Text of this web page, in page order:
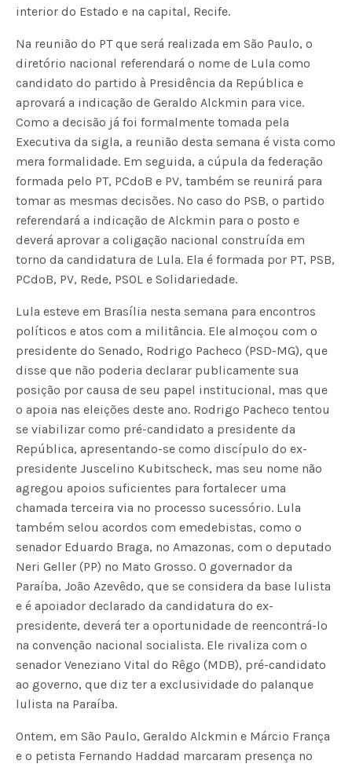
interior do Estado e na capital, Recife.
Na reunião do PT que será realizada em São Paulo, o
diretório nacional referendará o nome de Lula como
candidato do partido à Presidência da República e
aprovará a indicação de Geraldo Alckmin para vice.
Como a decisão já foi formalmente tomada pela
Executiva da sigla, a reunião desta semana é vista como
mera formalidade. Em seguida, a cúpula da federação
formada pelo PT, PCdoB e PV, também se reunirá para
tomar as mesmas decisões. No caso do PSB, o partido
referendará a indicação de Alckmin para o posto e
deverá aprovar a coligação nacional construída em
torno da candidatura de Lula. Ela é formada por PT, PSB,
PCdoB, PV, Rede, PSOL e Solidariedade.
Lula esteve em Brasília nesta semana para encontros
políticos e atos com a militância. Ele almoçou com o
presidente do Senado, Rodrigo Pacheco (PSD-MG), que
disse que não poderia declarar publicamente sua
posição por causa de seu papel institucional, mas que
o apoia nas eleições deste ano. Rodrigo Pacheco tentou
se viabilizar como pré-candidato a presidente da
República, apresentando-se como discípulo do ex-
presidente Juscelino Kubitscheck, mas seu nome não
agregou apoios suficientes para fortalecer uma
chamada terceira via no processo sucessório. Lula
também selou acordos com emedebistas, como o
senador Eduardo Braga, no Amazonas, com o deputado
Neri Geller (PP) no Mato Grosso. O governador da
Paraíba, João Azevêdo, que se considera da base lulista
e é apoiador declarado da candidatura do ex-
presidente, deverá ter a oportunidade de reencontrá-lo
na convenção nacional socialista. Ele rivaliza com o
senador Veneziano Vital do Rêgo (MDB), pré-candidato
ao governo, que diz ter a exclusividade do palanque
lulista na Paraíba.
Ontem, em São Paulo, Geraldo Alckmin e Márcio França
e o petista Fernando Haddad marcaram presença no